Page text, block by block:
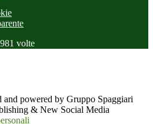
volte
powered by Gruppo Spaggiari
& New Social Media